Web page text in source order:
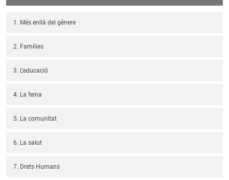
1. Més enllà del gènere
2. Famílies
3. L'educació
4. La feina
5. La comunitat
6. La salut
7. Drets Humans